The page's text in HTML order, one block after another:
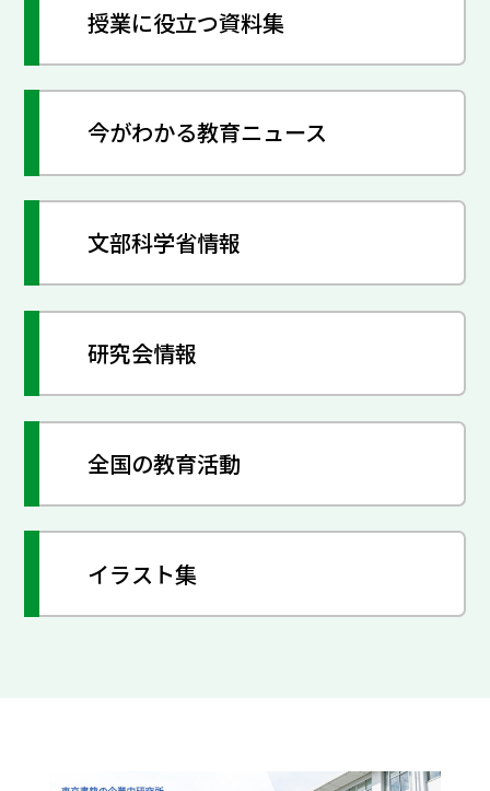
授業に役立つ資料集
今がわかる教育ニュース
文部科学省情報
研究会情報
全国の教育活動
イラスト集